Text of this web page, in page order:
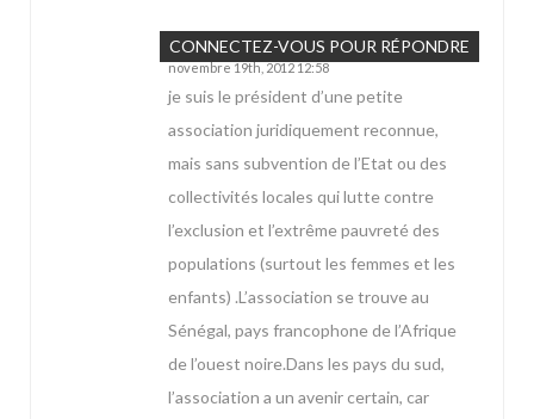
Cisse
novembre 19th, 2012 12:58
CONNECTEZ-VOUS POUR RÉPONDRE
je suis le président d’une petite
association juridiquement reconnue,
mais sans subvention de l’Etat ou des
collectivités locales qui lutte contre
l’exclusion et l’extrême pauvreté des
populations (surtout les femmes et les
enfants) .L’association se trouve au
Sénégal, pays francophone de l’Afrique
de l’ouest noire.Dans les pays du sud,
l’association a un avenir certain, car